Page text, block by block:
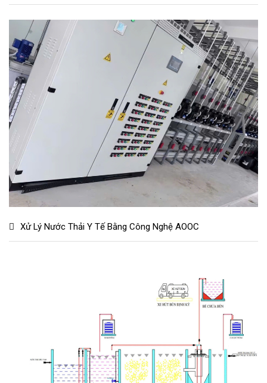
Xử Lý Nước Thải Y Tế Bằng Công Nghệ AOOC